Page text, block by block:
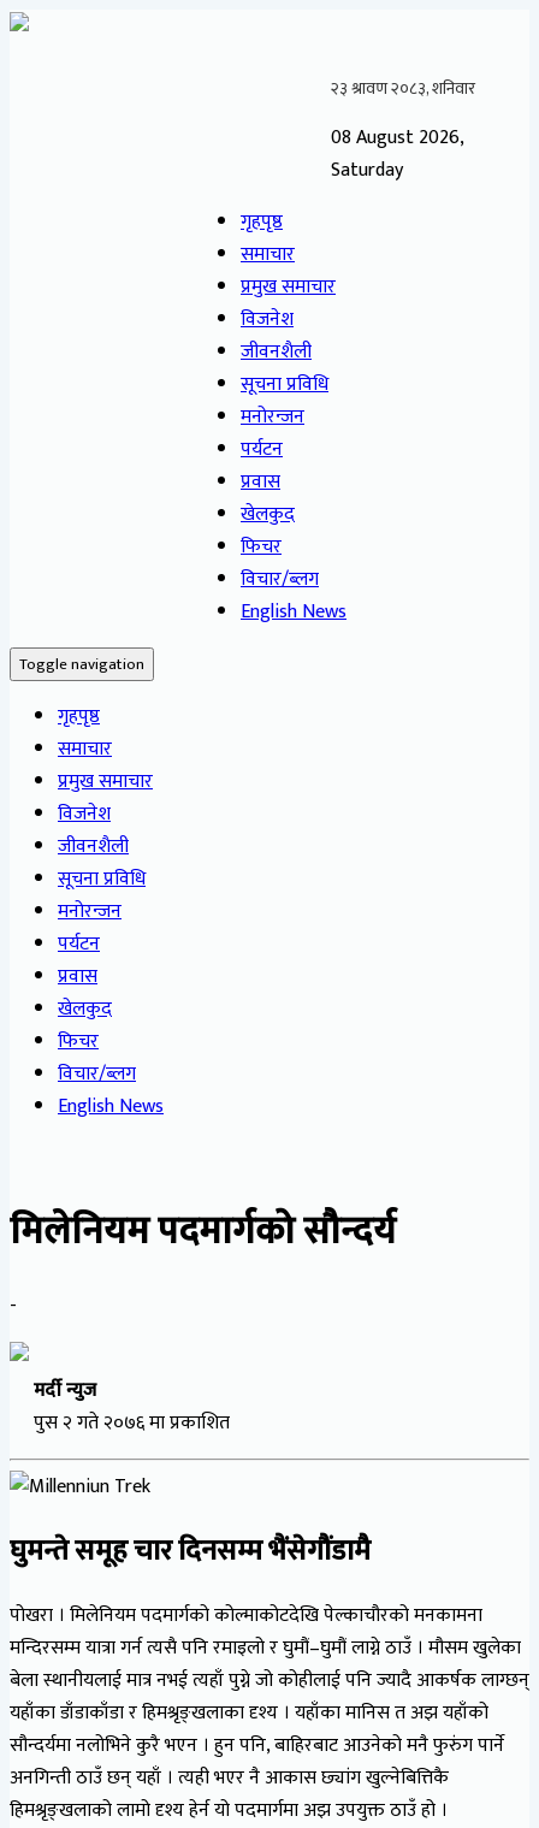
08 August 2026,
Saturday
गृहपृष्ठ
समाचार
प्रमुख समाचार
विजनेश
जीवनशैली
सूचना प्रविधि
मनोरन्जन
पर्यटन
प्रवास
खेलकुद
फिचर
विचार/ब्लग
English News
Toggle navigation
गृहपृष्ठ
समाचार
प्रमुख समाचार
विजनेश
जीवनशैली
सूचना प्रविधि
मनोरन्जन
पर्यटन
प्रवास
खेलकुद
फिचर
विचार/ब्लग
English News
मिलेनियम पदमार्गको सौन्दर्य
-
मर्दी न्युज
पुस २ गते २०७६ मा प्रकाशित
घुमन्ते समूह चार दिनसम्म भैंसेगौंडामै
पोखरा । मिलेनियम पदमार्गको कोल्माकोटदेखि पेल्काचौरको मनकामना
मन्दिरसम्म यात्रा गर्न त्यसै पनि रमाइलो र घुमौं–घुमौं लाग्ने ठाउँ । मौसम खुलेका
बेला स्थानीयलाई मात्र नभई त्यहाँ पुग्ने जो कोहीलाई पनि ज्यादै आकर्षक लाग्छन्
यहाँका डाँडाकाँडा र हिमश्रृङ्खलाका दृश्य । यहाँका मानिस त अझ यहाँको
सौन्दर्यमा नलोभिने कुरै भएन । हुन पनि, बाहिरबाट आउनेको मनै फुरुंग पार्ने
अनगिन्ती ठाउँ छन् यहाँ । त्यही भएर नै आकास छ्यांग खुल्नेबित्तिकै
हिमश्रृङ्खलाको लामो दृश्य हेर्न यो पदमार्गमा अझ उपयुक्त ठाउँ हो ।